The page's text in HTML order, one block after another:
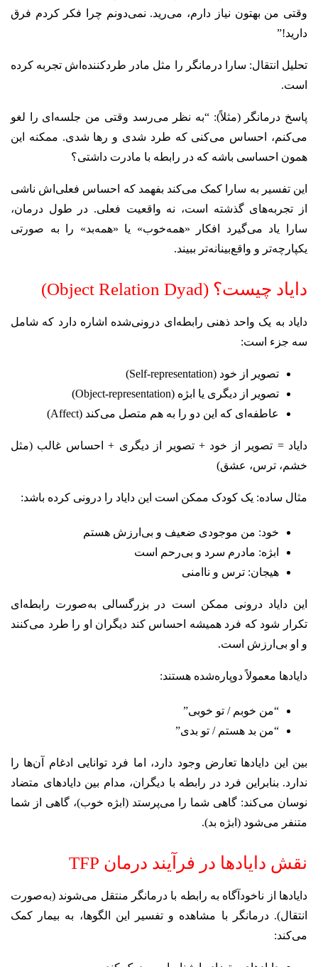
وقتی من بهتون نیاز دارم، می‌رید. نمی‌دونم چرا فکر کردم فرق
دارید!”
تحلیل انتقال: سارا درمانگر را مثل مادر طردکننده‌اش تجربه کرده
است.
پاسخ درمانگر (مثلاً): “به نظر می‌رسد وقتی من جلسه‌ای را لغو
می‌کنم، احساس می‌کنی که طرد شدی و رها شدی. ممکنه این
همون احساسی باشه که در رابطه با مادرت داشتی؟
این تفسیر به سارا کمک می‌کند بفهمد که احساس فعلی‌اش ناشی
از تجربه‌های گذشته است، نه واقعیت فعلی. در طول درمان،
سارا یاد می‌گیرد افکار «همه‌خوب» یا «همه‌بد» را به صورتی
یکپارچه‌تر و واقع‌بینانه‌تر ببیند.
دایاد چیست؟ (Object Relation Dyad)
دایاد به یک واحد ذهنی رابطه‌ای درونی‌شده اشاره دارد که شامل
سه جزء است:
تصویر از خود (Self-representation)
تصویر از دیگری یا ابژه (Object-representation)
عاطفه‌ای که این دو را به هم متصل می‌کند (Affect)
دایاد = تصویر از خود + تصویر از دیگری + احساس غالب (مثل
خشم، ترس، عشق)
مثال ساده: یک کودک ممکن است این دایاد را درونی کرده باشد:
خود: من موجودی ضعیف و بی‌ارزش هستم
ابژه: مادرم سرد و بی‌رحم است
هیجان: ترس و ناامنی
این دایاد درونی ممکن است در بزرگسالی به‌صورت رابطه‌ای
تکرار شود که فرد همیشه احساس کند دیگران او را طرد می‌کنند
و او بی‌ارزش است.
دایادها معمولاً دوپاره‌شده هستند:
“من خوبم / تو خوبی”
“من بد هستم / تو بدی”
بین این دایادها تعارض وجود دارد، اما فرد توانایی ادغام آن‌ها را
ندارد. بنابراین فرد در رابطه با دیگران، مدام بین دایادهای متضاد
نوسان می‌کند: گاهی شما را می‌پرستد (ابژه خوب)، گاهی از شما
متنفر می‌شود (ابژه بد).
نقش دایادها در فرآیند درمان TFP
دایادها از ناخودآگاه به رابطه با درمانگر منتقل می‌شوند (به‌صورت
انتقال). درمانگر با مشاهده و تفسیر این الگوها، به بیمار کمک
می‌کند: